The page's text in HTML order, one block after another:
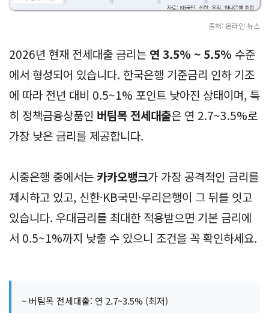
출처: 온라인 뉴스
2026년 현재 전세대출 금리는 연 3.5% ~ 5.5% 수준
에서 형성되어 있습니다. 한국은행 기준금리 인하 기조
에 따라 전년 대비 0.5~1% 포인트 낮아진 상태이며, 특
히 정책금융상품인 버팀목 전세대출은 연 2.7~3.5%로
가장 낮은 금리를 제공합니다.
시중은행 중에서는 카카오뱅크가 가장 공격적인 금리를
제시하고 있고, 신한·KB국민·우리은행이 그 뒤를 잇고
있습니다. 우대금리를 최대한 적용받으면 기본 금리에
서 0.5~1%까지 낮출 수 있으니 조건을 꼭 확인하세요.
– 버팀목 전세대출: 연 2.7~3.5% (최저)